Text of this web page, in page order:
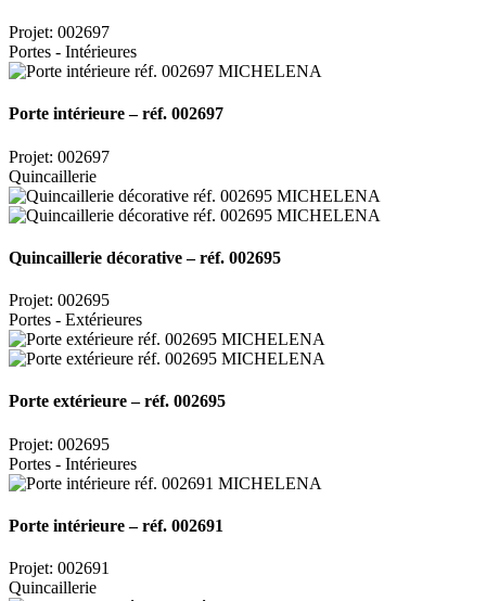
Projet: 002697
Portes - Intérieures
Porte intérieure – réf. 002697
Projet: 002697
Quincaillerie
Quincaillerie décorative – réf. 002695
Projet: 002695
Portes - Extérieures
Porte extérieure – réf. 002695
Projet: 002695
Portes - Intérieures
Porte intérieure – réf. 002691
Projet: 002691
Quincaillerie